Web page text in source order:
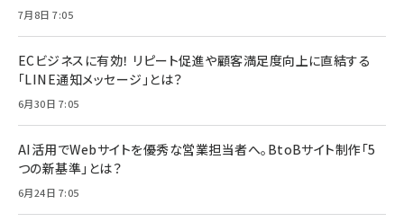
7月8日 7:05
ECビジネスに有効！ リピート促進や顧客満足度向上に直結する
「LINE通知メッセージ」とは？
6月30日 7:05
AI活用でWebサイトを優秀な営業担当者へ。BtoBサイト制作「5
つの新基準」とは？
6月24日 7:05